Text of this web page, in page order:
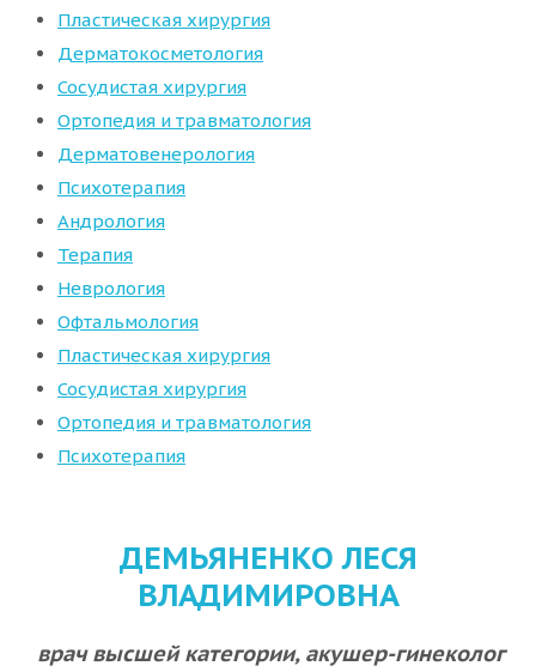
Пластическая хирургия
Дерматокосметология
Сосудистая хирургия
Ортопедия и травматология
Дерматовенерология
Психотерапия
Андрология
Терапия
Неврология
Офтальмология
Пластическая хирургия
Сосудистая хирургия
Ортопедия и травматология
Психотерапия
ДЕМЬЯНЕНКО ЛЕСЯ
ВЛАДИМИРОВНА
врач высшей категории, акушер-гинеколог